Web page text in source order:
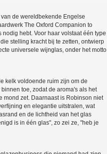
de wereldbekende Engelse
The Oxford Companion to
hebt. Voor haar volstaat één type
stelling kracht bij te zetten, ontwierp
universele wijnglas, onder het motto
kelk voldoende ruim zijn om de
toe, zodat de aroma's als het
mond zet. Daarnaast is Robinson niet
en elegantie uitstralen, wat
en de lichtheid van het glas
is in één glas", zo zei ze, "heb je